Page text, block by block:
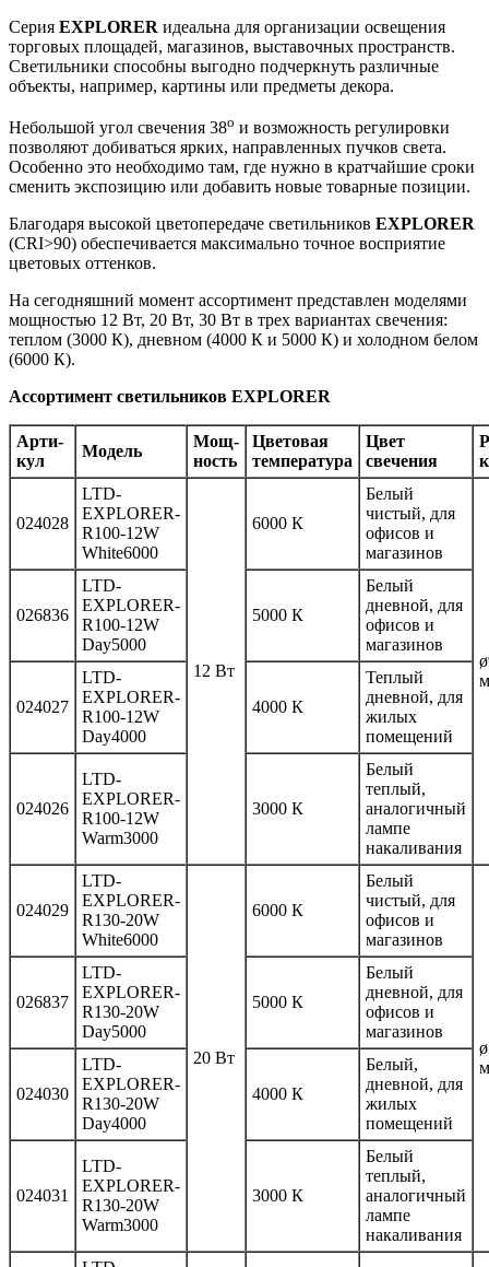
Серия EXPLORER идеальна для организации освещения
торговых площадей, магазинов, выставочных пространств.
Светильники способны выгодно подчеркнуть различные
объекты, например, картины или предметы декора.
Небольшой угол свечения 38o и возможность регулировки
позволяют добиваться ярких, направленных пучков света.
Особенно это необходимо там, где нужно в кратчайшие сроки
сменить экспозицию или добавить новые товарные позиции.
Благодаря высокой цветопередаче светильников EXPLORER
(CRI>90) обеспечивается максимально точное восприятие
цветовых оттенков.
На сегодняшний момент ассортимент представлен моделями
мощностью 12 Вт, 20 Вт, 30 Вт в трех вариантах свечения:
теплом (3000 К), дневном (4000 К и 5000 К) и холодном белом
(6000 К).
Ассортимент светильников EXPLORER
Ар­ти­
кул
Мо­дель
Мощ­
ность
Цветовая
температура
Цвет
свечения
024028
LTD-
EXPLORER-
R100-12W
White6000
12 Вт
6000 К
Белый
чистый, для
офисов и
магазинов
026836
LTD-
EXPLORER-
R100-12W
Day5000
5000 К
Белый
дневной, для
офисов и
магазинов
024027
LTD-
EXPLORER-
R100-12W
Day4000
4000 К
Теплый
дневной, для
жилых
помещений
024026
LTD-
EXPLORER-
R100-12W
Warm3000
3000 К
Белый
теплый,
аналогичный
лампе
накаливания
024029
LTD-
EXPLORER-
R130-20W
White6000
20 Вт
6000 К
Белый
чистый, для
офисов и
магазинов
026837
LTD-
EXPLORER-
R130-20W
Day5000
5000 К
Белый
дневной, для
офисов и
магазинов
024030
LTD-
EXPLORER-
R130-20W
Day4000
4000 К
Белый,
дневной, для
жилых
помещений
024031
LTD-
EXPLORER-
R130-20W
Warm3000
3000 К
Белый
теплый,
аналогичный
лампе
накаливания